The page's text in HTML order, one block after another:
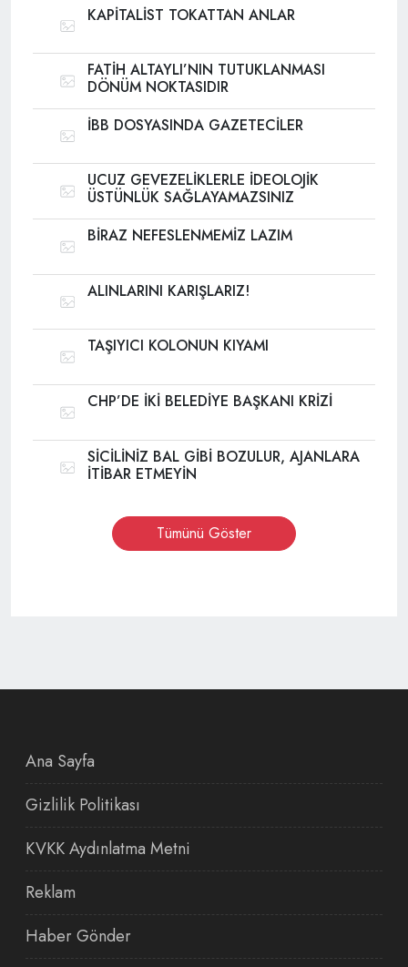
KAPİTALİST TOKATTAN ANLAR
FATİH ALTAYLI’NIN TUTUKLANMASI
DÖNÜM NOKTASIDIR
İBB DOSYASINDA GAZETECİLER
UCUZ GEVEZELİKLERLE İDEOLOJİK
ÜSTÜNLÜK SAĞLAYAMAZSINIZ
BİRAZ NEFESLENMEMİZ LAZIM
ALINLARINI KARIŞLARIZ!
TAŞIYICI KOLONUN KIYAMI
CHP’DE İKİ BELEDİYE BAŞKANI KRİZİ
SİCİLİNİZ BAL GİBİ BOZULUR, AJANLARA
İTİBAR ETMEYİN
Tümünü Göster
Ana Sayfa
Gizlilik Politikası
KVKK Aydınlatma Metni
Reklam
Haber Gönder